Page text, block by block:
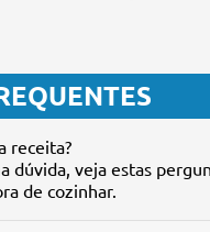
receita?
dúvida, veja estas
de cozinhar.